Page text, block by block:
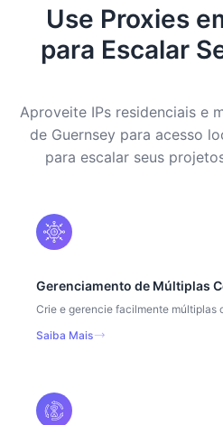
Use Proxies
para Escalar
Aproveite IPs residenciais e
de Guernsey para acesso
para escalar seus
Gerenciamento de Múltiplas
Crie e gerencie facilmente múltiplas
Saiba Mais